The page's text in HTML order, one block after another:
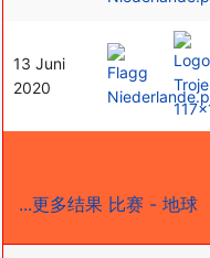
13 Juni
2020
...更多结果 比赛 - 地球